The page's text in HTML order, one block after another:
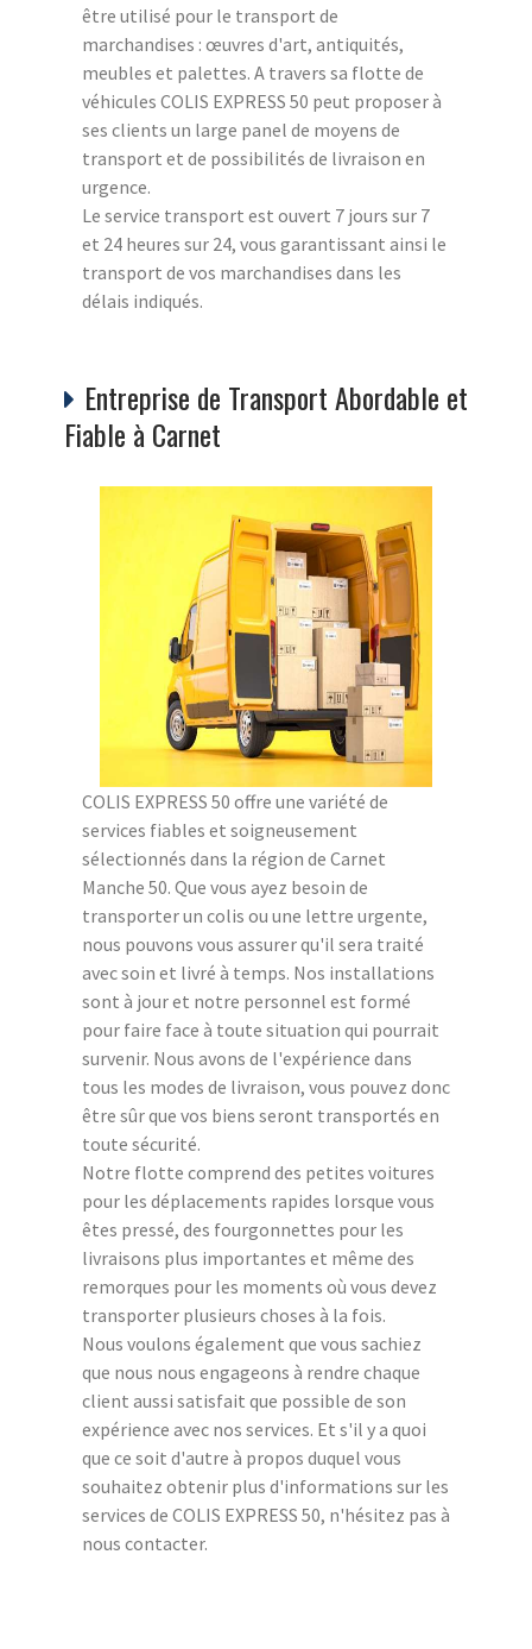
être utilisé pour le transport de
marchandises : œuvres d'art, antiquités,
meubles et palettes. A travers sa flotte de
véhicules COLIS EXPRESS 50 peut proposer à
ses clients un large panel de moyens de
transport et de possibilités de livraison en
urgence.
Le service transport est ouvert 7 jours sur 7
et 24 heures sur 24, vous garantissant ainsi le
transport de vos marchandises dans les
délais indiqués.
Entreprise de Transport Abordable et
Fiable à Carnet
COLIS EXPRESS 50 offre une variété de
services fiables et soigneusement
sélectionnés dans la région de Carnet
Manche 50. Que vous ayez besoin de
transporter un colis ou une lettre urgente,
nous pouvons vous assurer qu'il sera traité
avec soin et livré à temps. Nos installations
sont à jour et notre personnel est formé
pour faire face à toute situation qui pourrait
survenir. Nous avons de l'expérience dans
tous les modes de livraison, vous pouvez donc
être sûr que vos biens seront transportés en
toute sécurité.
Notre flotte comprend des petites voitures
pour les déplacements rapides lorsque vous
êtes pressé, des fourgonnettes pour les
livraisons plus importantes et même des
remorques pour les moments où vous devez
transporter plusieurs choses à la fois.
Nous voulons également que vous sachiez
que nous nous engageons à rendre chaque
client aussi satisfait que possible de son
expérience avec nos services. Et s'il y a quoi
que ce soit d'autre à propos duquel vous
souhaitez obtenir plus d'informations sur les
services de COLIS EXPRESS 50, n'hésitez pas à
nous contacter.